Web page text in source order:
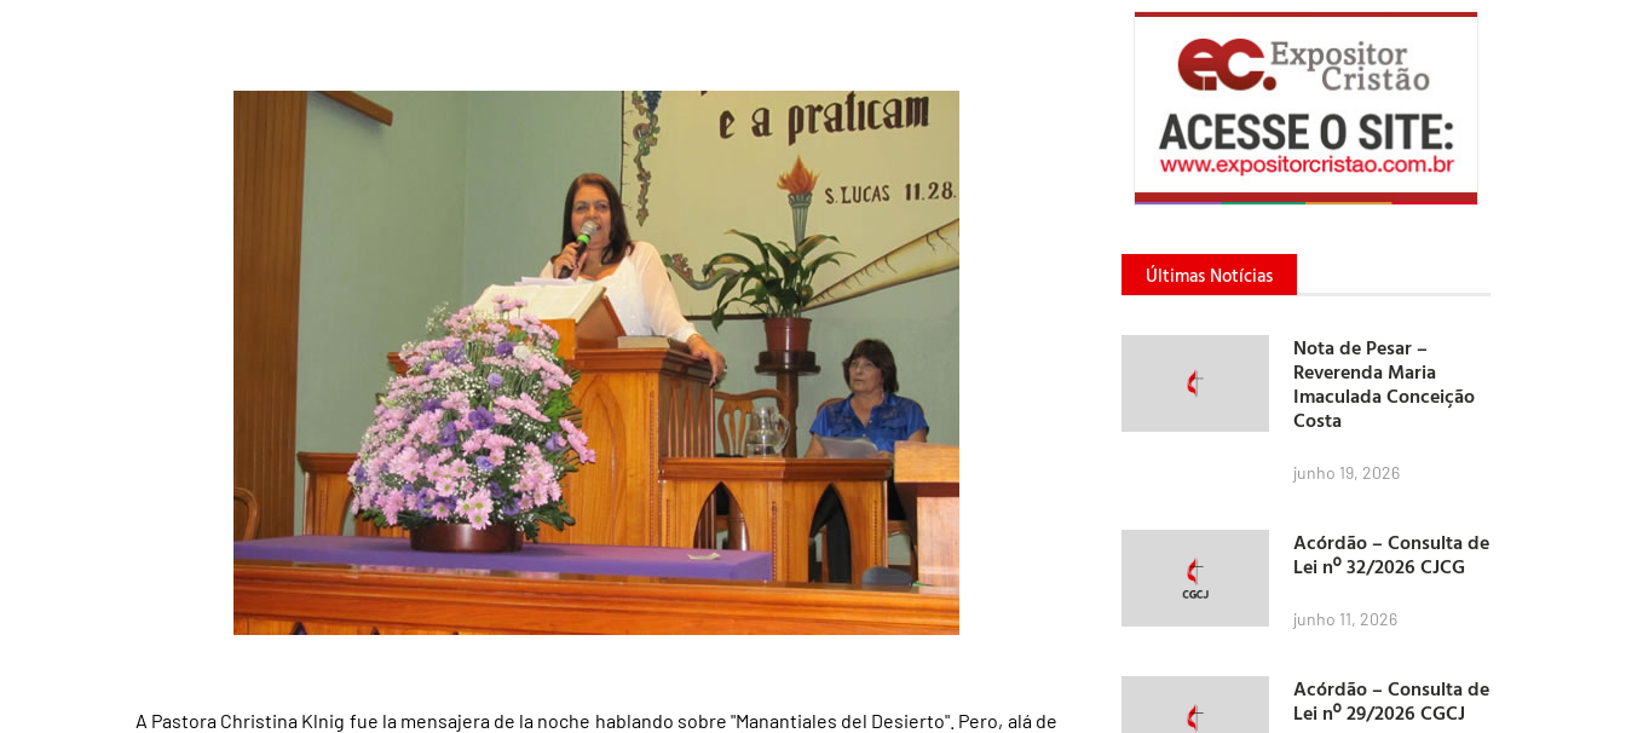
A Pastora Christina Klnig fue la mensajera de la noche hablando sobre "Manantiales del Desierto". Pero, alá de
Últimas Notícias
Nota de Pesar –
Reverenda Maria
Imaculada Conceição
Costa
junho 19, 2026
Acórdão – Consulta de
Lei nº 32/2026 CJCG
junho 11, 2026
Acórdão – Consulta de
Lei nº 29/2026 CGCJ